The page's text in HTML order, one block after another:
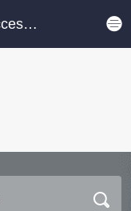
International Open Access Journal Platform